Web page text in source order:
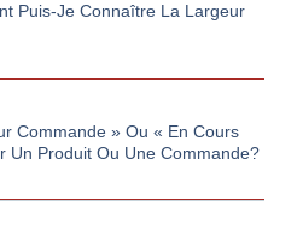
Puis-Je Connaître La Largeur
Commande » Ou « En Cours
Un Produit Ou Une Commande?